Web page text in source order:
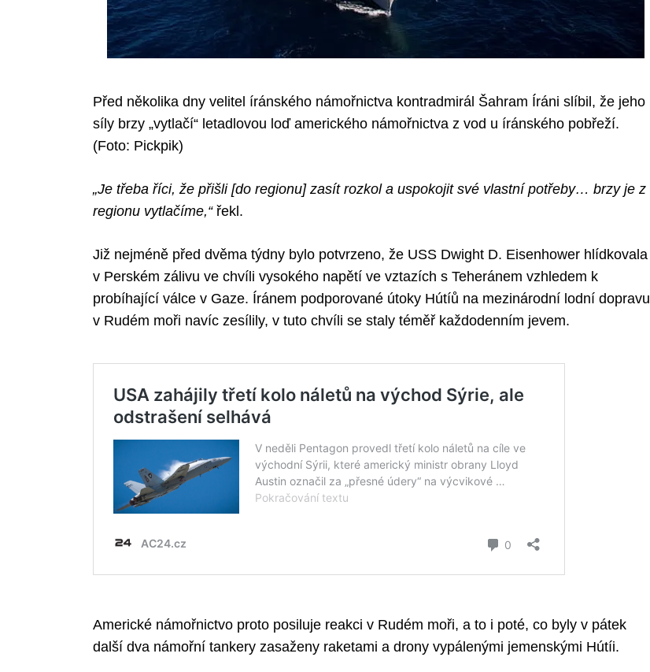
Před několika dny velitel íránského námořnictva kontradmirál Šahram Íráni slíbil, že jeho
síly brzy „vytlačí“ letadlovou loď amerického námořnictva z vod u íránského pobřeží.
(Foto: Pickpik)
„Je třeba říci, že přišli [do regionu] zasít rozkol a uspokojit své vlastní potřeby… brzy je z
regionu vytlačíme,“řekl.
Již nejméně před dvěma týdny bylo potvrzeno, že USS Dwight D. Eisenhower hlídkovala
v Perském zálivu ve chvíli vysokého napětí ve vztazích s Teheránem vzhledem k
probíhající válce v Gaze. Íránem podporované útoky Hútíů na mezinárodní lodní dopravu
v Rudém moři navíc zesílily, v tuto chvíli se staly téměř každodenním jevem.
Americké námořnictvo proto posiluje reakci v Rudém moři, a to i poté, co byly v pátek
další dva námořní tankery zasaženy raketami a drony vypálenými jemenskými Hútíi.